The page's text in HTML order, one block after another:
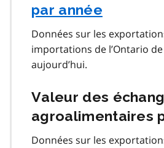
par année
Données sur les
importations de l’Ontario de
aujourd’hui.
Valeur des
agroalimentaires
Données sur les